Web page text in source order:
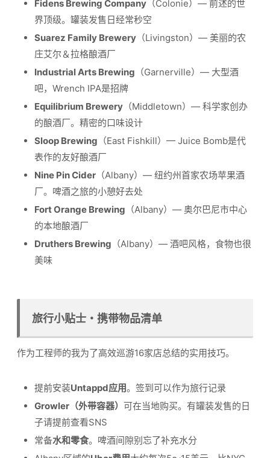
Fidens Brewing Company （Colonie）— 前述的世
界顶级。罐装发售日经常秒空
Suarez Family Brewery （Livingston）— 美丽的农
庄艾尔＆拉格酿酒厂
Industrial Arts Brewing （Garnerville）— 大型酒
吧，Wrench IPA是招牌
Equilibrium Brewery （Middletown）— 科学家创办
的酿酒厂。精密的口味设计
Sloop Brewing （East Fishkill）— Juice Bomb是代
表作的友好酿酒厂
Nine Pin Cider （Albany）— 纽约州首家农场苹果酒
厂。啤酒之旅的小憩好去处
Fort Orange Brewing （Albany）— 奥尔巴尼市中心
的本地酿酒厂
Druthers Brewing （Albany）— 酒吧风格，食物也很
美味
旅行小贴士・携带物品清单
作为工程师的我为了高效巡游16家店总结的实用技巧。
提前安装Untappd应用。签到可以作为旅行记录
Growler（外带容器） 可在当地购买。有罐装发售的日
子请提前查看SNS
常备水和零食。啤酒间隙别忘了补充水分